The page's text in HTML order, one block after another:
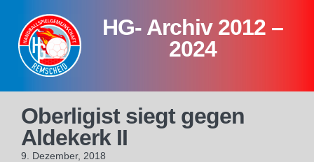
content
HG- Archiv 2012 –
2024
Oberligist siegt gegen
Aldekerk II
9. Dezember, 2018